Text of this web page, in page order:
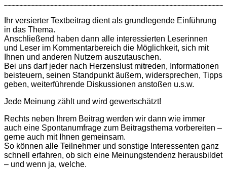
Ihr versierter Textbeitrag dient als grund­legende Ein­führung
in das Thema.
Anschließend haben dann alle interessierten Leserinnen
und Leser im Kommentarbereich die Möglichkeit, sich mit
Ihnen und anderen Nutzern aus­zu­tauschen.
Bei uns darf jeder nach Herzenslust mitreden, Informationen
beisteuern, seinen Standpunkt äußern, widersprechen, Tipps
geben, weiter­führende Diskussionen anstoßen u.s.w.
Jede Meinung zählt und wird gewertschätzt!
Rechts neben Ihrem Beitrag werden wir dann wie immer
auch eine Spontan­umfrage zum Beitragsthema vorbereiten –
gerne auch mit Ihnen gemeinsam.
So können alle Teilnehmer und sonstige Interessenten ganz
schnell erfahren, ob sich eine Meinungstendenz herausbildet
– und wenn ja, welche.